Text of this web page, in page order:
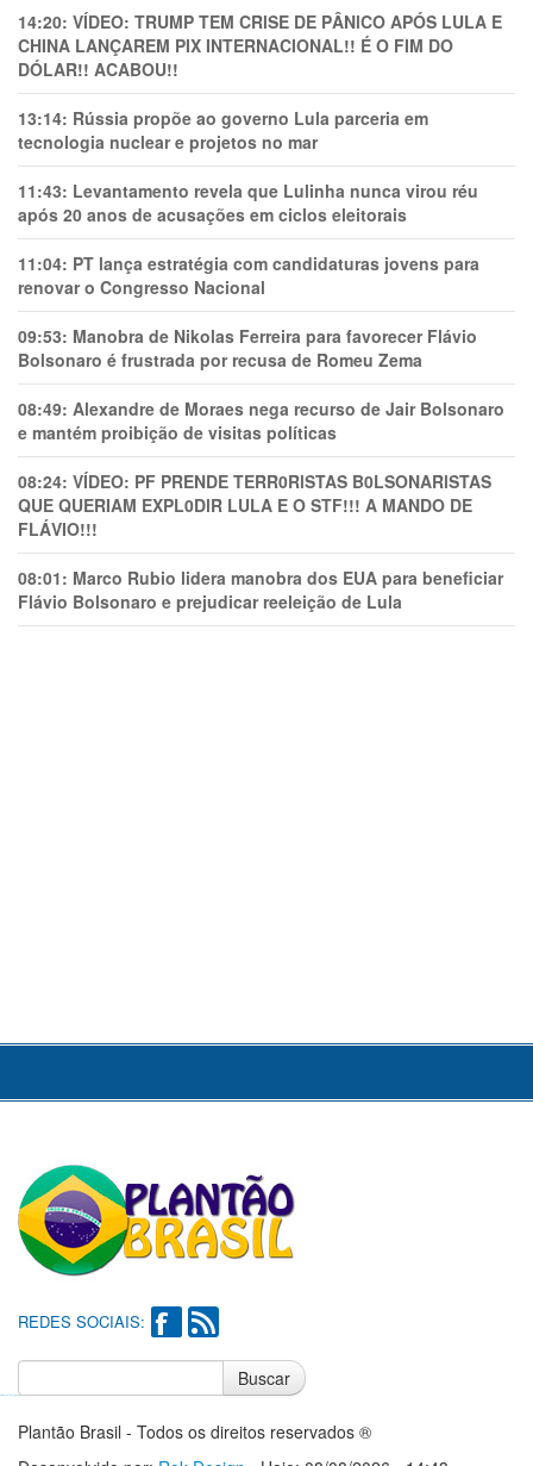
14:20: VÍDEO: TRUMP TEM CRlSE DE PÂNlCO APÓS LULA E
CHINA LANÇAREM PIX INTERNACIONAL!! É O FIM DO
DÓLAR!! ACABOU!!
13:14: Rússia propõe ao governo Lula parceria em
tecnologia nuclear e projetos no mar
11:43: Levantamento revela que Lulinha nunca virou réu
após 20 anos de acusações em ciclos eleitorais
11:04: PT lança estratégia com candidaturas jovens para
renovar o Congresso Nacional
09:53: Manobra de Nikolas Ferreira para favorecer Flávio
Bolsonaro é frustrada por recusa de Romeu Zema
08:49: Alexandre de Moraes nega recurso de Jair Bolsonaro
e mantém proibição de visitas políticas
08:24: VÍDEO: PF PRENDE TERR0RlSTAS B0LSONARlSTAS
QUE QUERIAM EXPL0DlR LULA E O STF!!! A MANDO DE
FLÁVIO!!!
08:01: Marco Rubio lidera manobra dos EUA para beneficiar
Flávio Bolsonaro e prejudicar reeleição de Lula
REDES SOCIAIS:
Buscar
Plantão Brasil - Todos os direitos reservados ®